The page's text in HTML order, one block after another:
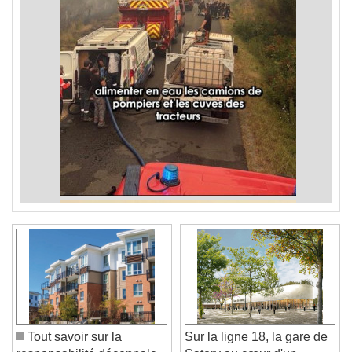
Tout savoir sur la Sur la ligne 18, la gare de